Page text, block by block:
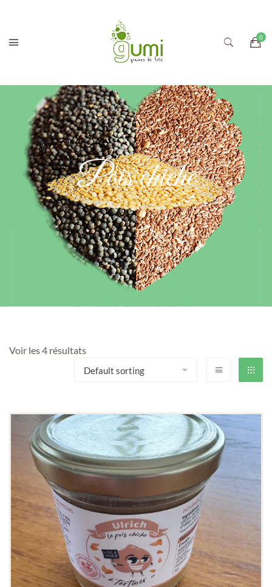
Pois chiche
Voir les 4 résultats